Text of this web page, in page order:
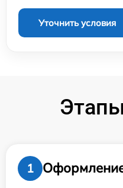
Уточнить условия
1